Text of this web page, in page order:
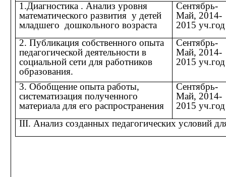
1.Диагностика . Анализ уровня
математического развития у детей
младшего дошкольного возраста
Сентябрь-
Май, 2014-
2015 уч.год
2. Публикация собственного опыта
педагогической деятельности в
социальной сети для работников
образования.
Сентябрь-
Май, 2014-
2015 уч.год
3. Обобщение опыта работы,
систематизация полученного
материала для его распространения
Сентябрь-
Май, 2014-
2015 уч.год
III. Анализ созданных педагогических условий